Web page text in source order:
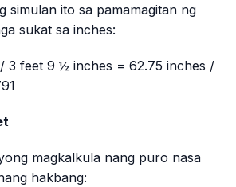
simulan ito sa pamamagitan ng
sukat sa inches:
3 feet 9 ½ inches = 62.75 inches /
magkalkula nang puro nasa
hakbang: